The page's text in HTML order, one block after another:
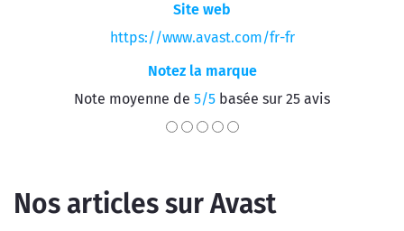
Site web
https://www.avast.com/fr-fr
Notez la marque
Note moyenne de 5/5 basée sur 25 avis
Nos articles sur Avast